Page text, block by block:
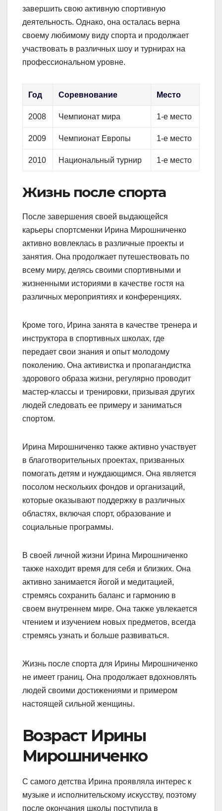
завершить свою активную спортивную
деятельность. Однако, она осталась верна
своему любимому виду спорта и продолжает
участвовать в различных шоу и турнирах на
профессиональном уровне.
Год Соревнование Место
2008 Чемпионат мира 1-е место
2009 Чемпионат Европы 1-е место
2010 Национальный турнир 1-е место
Жизнь после спорта
После завершения своей выдающейся
карьеры спортсменки Ирина Мирошниченко
активно вовлеклась в различные проекты и
занятия. Она продолжает путешествовать по
всему миру, делясь своими спортивными и
жизненными историями в качестве гостя на
различных мероприятиях и конференциях.
Кроме того, Ирина занята в качестве тренера и
инструктора в спортивных школах, где
передает свои знания и опыт молодому
поколению. Она активистка и пропагандистка
здорового образа жизни, регулярно проводит
мастер-классы и тренировки, призывая других
людей следовать ее примеру и заниматься
спортом.
Ирина Мирошниченко также активно участвует
в благотворительных проектах, призванных
помогать детям и нуждающимся. Она является
посолом нескольких фондов и организаций,
которые оказывают поддержку в различных
областях, включая спорт, образование и
социальные программы.
В своей личной жизни Ирина Мирошниченко
также находит время для себя и близких. Она
активно занимается йогой и медитацией,
стремясь сохранить баланс и гармонию в
своем внутреннем мире. Она также увлекается
чтением и изучением новых предметов, всегда
стремясь узнать и больше развиваться.
Жизнь после спорта для Ирины Мирошниченко
не имеет границ. Она продолжает вдохновлять
людей своими достижениями и примером
настоящей сильной женщины.
Возраст Ирины
Мирошниченко
С самого детства Ирина проявляла интерес к
музыке и исполнительскому искусству, поэтому
после окончания школы поступила в